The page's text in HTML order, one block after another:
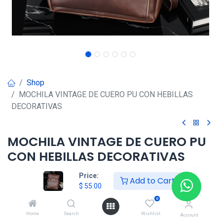
Price:
$ 55.00 Add to Cart
Home Search
0
Wishlist Account
Shop
MOCHILA VINTAGE DE CUERO PU CON HEBILLAS
DECORATIVAS
MOCHILA VINTAGE DE CUERO PU
CON HEBILLAS DECORATIVAS
55.00
HKSEXPRESS